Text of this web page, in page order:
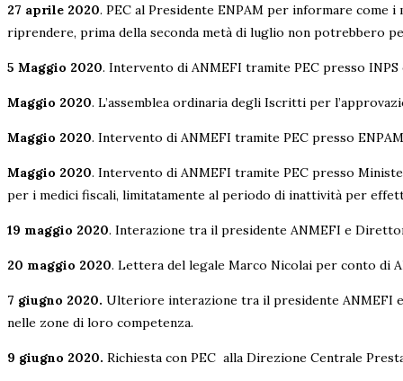
27 aprile 2020. PEC al Presidente ENPAM per informare come
riprendere, prima della seconda metà di luglio non potrebbero
5 Maggio 2020. Intervento di ANMEFI tramite PEC presso
Maggio 2020. L’assemblea ordinaria degli Iscritti per
Maggio 2020. Intervento di ANMEFI tramite PEC presso
Maggio 2020. Intervento di ANMEFI tramite PEC presso
per i medici fiscali, limitatamente al periodo di inattività per
19 maggio 2020. Interazione tra il presidente ANMEFI e
20 maggio 2020. Lettera del legale Marco Nicolai per conto di
7 giugno 2020. Ulteriore interazione tra il presidente ANMEFI e
nelle zone di loro competenza.
9 giugno 2020. Richiesta con PEC alla Direzione Centrale